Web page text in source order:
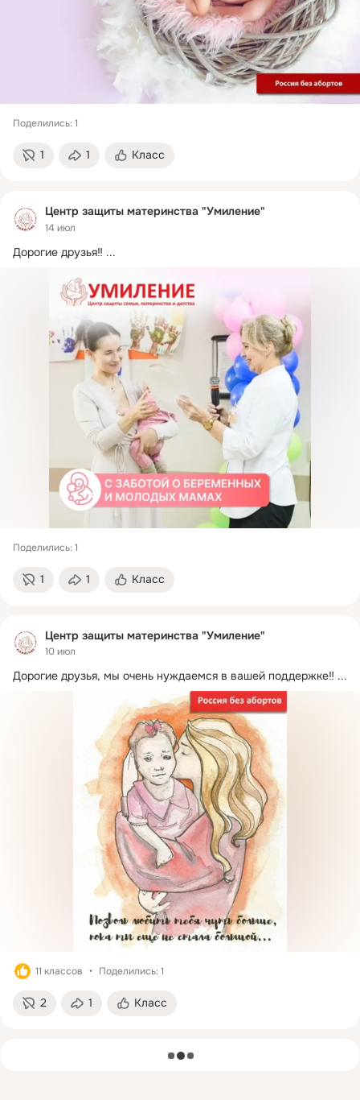
Поделились: 1
1 1 Класс
Центр защиты материнства "Умиление"
14 июл
Дорогие друзья‼ ...
Поделились: 1
1 1 Класс
Центр защиты материнства "Умиление"
10 июл
Дорогие друзья, мы очень нуждаемся в вашей поддержке‼ ...
11 классов Поделились: 1
2 1 Класс